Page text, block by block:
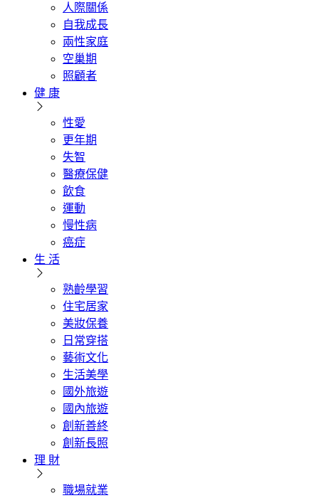
人際關係
自我成長
兩性家庭
空巢期
照顧者
健 康
性愛
更年期
失智
醫療保健
飲食
運動
慢性病
癌症
生 活
熟齡學習
住宅居家
美妝保養
日常穿搭
藝術文化
生活美學
國外旅遊
國內旅遊
創新善終
創新長照
理 財
職場就業